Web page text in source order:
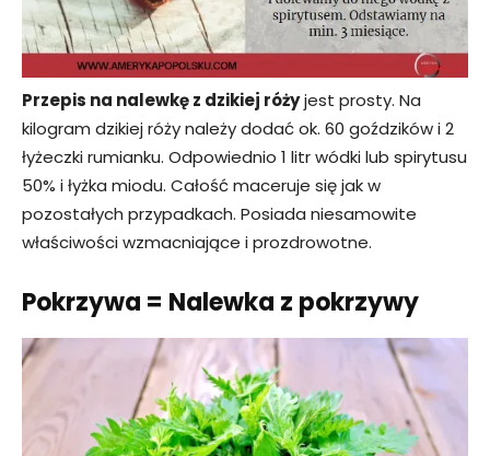
Przepis na nalewkę z dzikiej różyjest prosty. Na
kilogram dzikiej róży należy dodać ok. 60 goździków i 2
łyżeczki rumianku. Odpowiednio 1 litr wódki lub spirytusu
50% i łyżka miodu. Całość maceruje się jak w
pozostałych przypadkach. Posiada niesamowite
właściwości wzmacniające i prozdrowotne.
Pokrzywa = Nalewka z pokrzywy